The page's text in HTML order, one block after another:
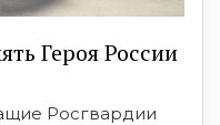
Героя России
Росгвардии